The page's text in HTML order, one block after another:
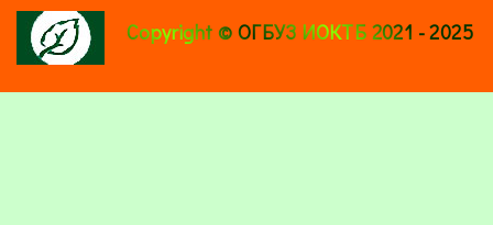
Copyright © ОГБУЗ ИОКТБ 2021 - 2025